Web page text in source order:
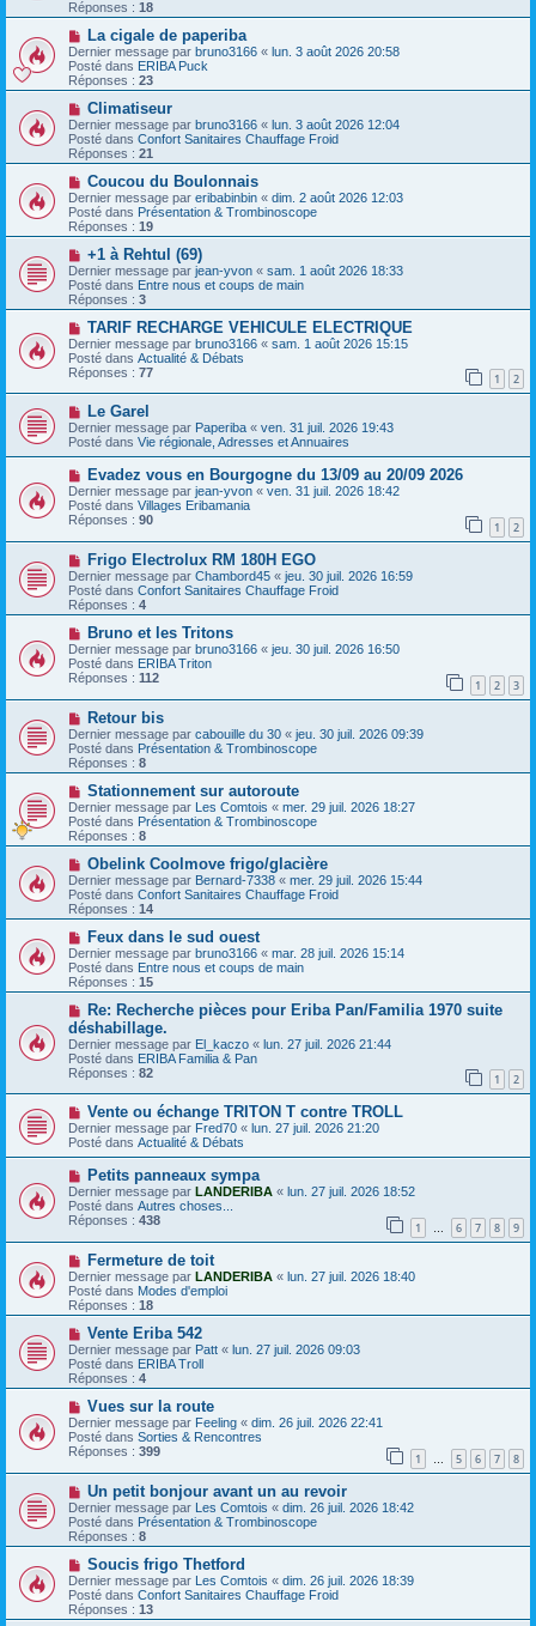
s
s
a
g
e
e
a
u
m
e
s
s
a
g
e
Réponses : 18
N
o
u
v
e
a
m
e
s
s
a
g
e
La cigale de paperiba
Dernier message par bruno3166 « lun. 3 août 2026 20:58
Posté dans ERIBA Puck
Réponses : 23
N
o
u
v
e
a
m
e
s
g
e
Climatiseur
Dernier message par bruno3166 « lun. 3 août 2026 12:04
Posté dans Confort Sanitaires Chauffage Froid
Réponses : 21
N
o
u
v
e
m
e
s
s
g
e
Coucou du Boulonnais
Dernier message par eribabinbin « dim. 2 août 2026 12:03
Posté dans Présentation & Trombinoscope
Réponses : 19
N
o
u
v
e
a
m
e
s
s
a
g
e
+1 à Rehtul (69)
Dernier message par jean-yvon « sam. 1 août 2026 18:33
Posté dans Entre nous et coups de main
Réponses : 3
N
o
u
v
e
a
m
e
s
s
a
g
e
TARIF RECHARGE VEHICULE ELECTRIQUE
Dernier message par bruno3166 « sam. 1 août 2026 15:15
Posté dans Actualité & Débats
Réponses : 77 1 2
N
o
u
e
a
u
m
e
s
a
g
e
Le Garel
Dernier message par Paperiba « ven. 31 juil. 2026 19:43
Posté dans Vie régionale, Adresses et Annuaires
N
o
u
v
e
a
m
e
s
s
a
g
e
Evadez vous en Bourgogne du 13/09 au 20/09 2026
Dernier message par jean-yvon « ven. 31 juil. 2026 18:42
Posté dans Villages Eribamania
Réponses : 90 1 2
N
o
u
v
e
a
u
m
e
s
s
a
g
e
Frigo Electrolux RM 180H EGO
Dernier message par Chambord45 « jeu. 30 juil. 2026 16:59
Posté dans Confort Sanitaires Chauffage Froid
Réponses : 4
N
o
u
v
e
a
u
m
e
s
s
a
g
e
Bruno et les Tritons
Dernier message par bruno3166 « jeu. 30 juil. 2026 16:50
Posté dans ERIBA Triton
Réponses : 112 1 2 3
N
o
u
v
e
a
u
m
e
s
s
a
g
e
Retour bis
Dernier message par cabouille du 30 « jeu. 30 juil. 2026 09:39
Posté dans Présentation & Trombinoscope
Réponses : 8
N
o
u
v
e
a
m
e
s
s
a
g
e
Stationnement sur autoroute
Dernier message par Les Comtois « mer. 29 juil. 2026 18:27
Posté dans Présentation & Trombinoscope
Réponses : 8
N
o
u
v
e
a
u
m
e
s
s
a
g
e
Obelink Coolmove frigo/glacière
Dernier message par Bernard-7338 « mer. 29 juil. 2026 15:44
Posté dans Confort Sanitaires Chauffage Froid
Réponses : 14
N
o
u
v
e
a
u
m
e
s
s
a
g
Feux dans le sud ouest
Dernier message par bruno3166 « mar. 28 juil. 2026 15:14
Posté dans Entre nous et coups de main
Réponses : 15
N
o
u
v
e
a
u
m
s
s
g
e
Re: Recherche pièces pour Eriba Pan/Familia 1970 suite
déshabillage.
Dernier message par El_kaczo « lun. 27 juil. 2026 21:44
Posté dans ERIBA Familia & Pan
Réponses : 82 1 2
N
o
u
e
a
u
m
e
s
a
g
e
Vente ou échange TRITON T contre TROLL
Dernier message par Fred70 « lun. 27 juil. 2026 21:20
Posté dans Actualité & Débats
N
o
u
v
e
a
m
e
s
s
a
g
e
Petits panneaux sympa
Dernier message par LANDERIBA « lun. 27 juil. 2026 18:52
Posté dans Autres choses...
Réponses : 438 1 … 6 7 8 9
N
o
u
v
e
a
m
e
s
s
g
e
Fermeture de toit
Dernier message par LANDERIBA « lun. 27 juil. 2026 18:40
Posté dans Modes d'emploi
Réponses : 18
N
o
u
v
e
a
m
e
s
s
a
g
e
Vente Eriba 542
Dernier message par Patt « lun. 27 juil. 2026 09:03
Posté dans ERIBA Troll
Réponses : 4
N
o
u
v
e
a
u
m
e
s
s
a
g
e
Vues sur la route
Dernier message par Feeling « dim. 26 juil. 2026 22:41
Posté dans Sorties & Rencontres
Réponses : 399 1 … 5 6 7 8
N
o
u
v
e
a
u
m
e
s
Un petit bonjour avant un au revoir
Dernier message par Les Comtois « dim. 26 juil. 2026 18:42
Posté dans Présentation & Trombinoscope
Réponses : 8
N
o
u
v
e
Soucis frigo Thetford
Dernier message par Les Comtois « dim. 26 juil. 2026 18:39
Posté dans Confort Sanitaires Chauffage Froid
Réponses : 13